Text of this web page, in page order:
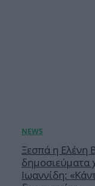
Ξεσπά η Ελένη
δημοσιεύματα
Ιωαννίδη: